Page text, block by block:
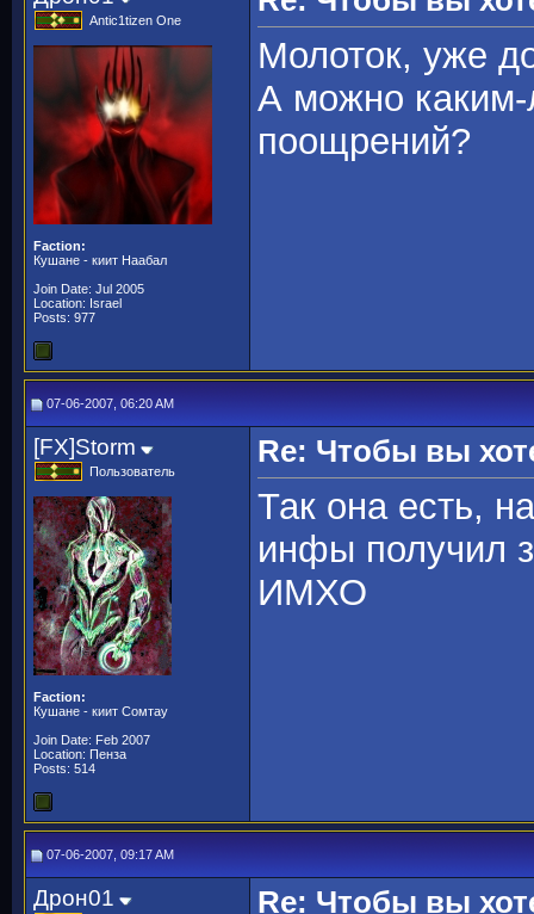
Antic1tizen One
Faction:
Кушане - киит Наабал
Join Date: Jul 2005
Location: Israel
Posts: 977
Молоток, уже
А можно каким-
поощрений?
07-06-2007, 06:20 AM
[FX]Storm
Пользователь
Faction:
Кушане - киит Сомтау
Join Date: Feb 2007
Location: Пенза
Posts: 514
Re: Чтобы вы
Так она есть,
инфы получил
ИМХО
07-06-2007, 09:17 AM
Дрон01 Re: Чтобы вы